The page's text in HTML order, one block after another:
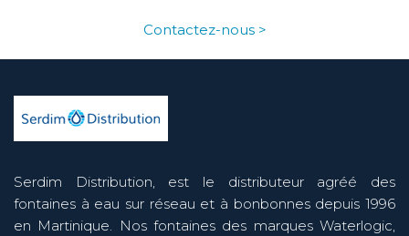
Contactez-nous >
Serdim Distribution, est le distributeur agréé des
fontaines à eau sur réseau et à bonbonnes depuis 1996
en Martinique. Nos fontaines des marques Waterlogic,